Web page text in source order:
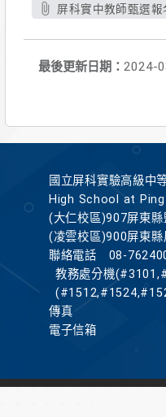
屏科實中教師甄選
最後更新日期： 2024-
國立屏科實驗高級
High School at
(大仁校區)907屏東
(凌雲校區)900屏東
聯絡電話
08-
教務處分機
傳真
電子信箱